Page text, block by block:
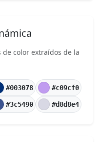
de color extraídos de la
#003078 #c09cf0
#3c5490 #d8d8e4